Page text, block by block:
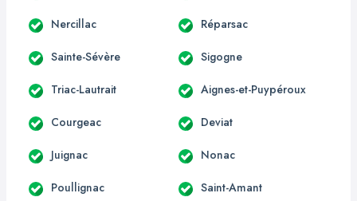
Nercillac Réparsac
Sainte-Sévère Sigogne
Triac-Lautrait Aignes-et-Puypéroux
Courgeac Deviat
Juignac Nonac
Poullignac Saint-Amant